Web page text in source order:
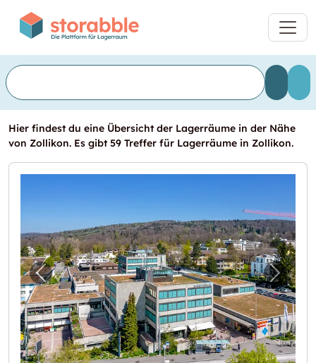
Hier findest du eine Übersicht der Lagerräume in der Nähe
von Zollikon. Es gibt 59 Treffer für Lagerräume in Zollikon.
Vorheriges Bild für "Lagerräume im